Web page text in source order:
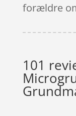
forældre
101